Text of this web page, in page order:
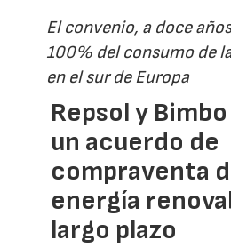
El convenio, a doce
100% del consumo de
en el sur de Europa
Repsol y
un acuerdo de
compraventa
energía
largo plazo